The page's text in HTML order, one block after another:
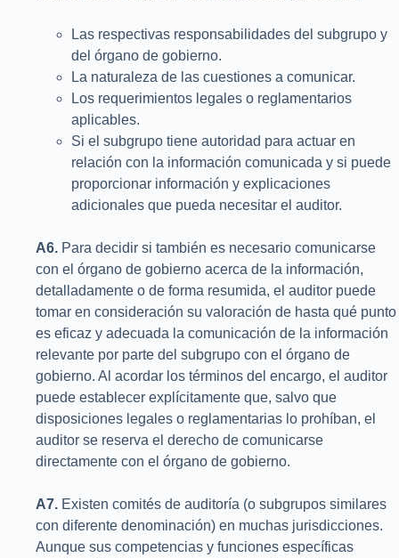
Las respectivas responsabilidades del subgrupo y
del órgano de gobierno.
La naturaleza de las cuestiones a comunicar.
Los requerimientos legales o reglamentarios
aplicables.
Si el subgrupo tiene autoridad para actuar en
relación con la información comunicada y si puede
proporcionar información y explicaciones
adicionales que pueda necesitar el auditor.
A6. Para decidir si también es necesario comunicarse
con el órgano de gobierno acerca de la información,
detalladamente o de forma resumida, el auditor puede
tomar en consideración su valoración de hasta qué punto
es eficaz y adecuada la comunicación de la información
relevante por parte del subgrupo con el órgano de
gobierno. Al acordar los términos del encargo, el auditor
puede establecer explícitamente que, salvo que
disposiciones legales o reglamentarias lo prohíban, el
auditor se reserva el derecho de comunicarse
directamente con el órgano de gobierno.
A7. Existen comités de auditoría (o subgrupos similares
con diferente denominación) en muchas jurisdicciones.
Aunque sus competencias y funciones específicas